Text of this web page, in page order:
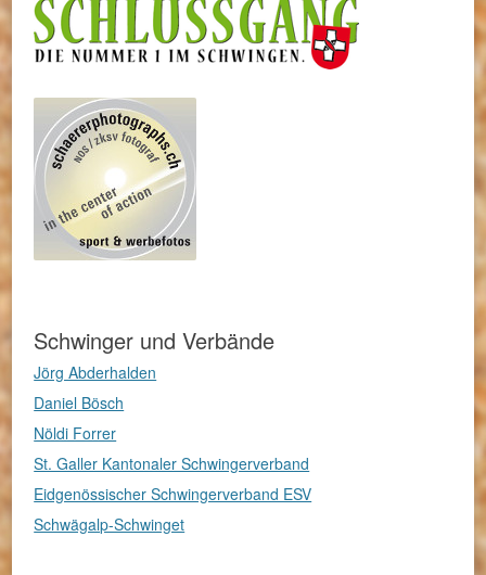
Schwinger und Verbände
Jörg Abderhalden
Daniel Bösch
Nöldi Forrer
St. Galler Kantonaler Schwingerverband
Eidgenössischer Schwingerverband ESV
Schwägalp-Schwinget